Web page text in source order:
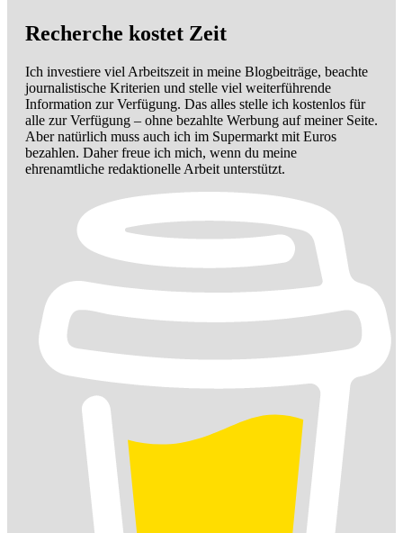
Recherche kostet Zeit
Ich investiere viel Arbeitszeit in meine Blogbeiträge, beachte
journalistische Kriterien und stelle viel weiterführende
Information zur Verfügung. Das alles stelle ich kostenlos für
alle zur Verfügung – ohne bezahlte Werbung auf meiner Seite.
Aber natürlich muss auch ich im Supermarkt mit Euros
bezahlen. Daher freue ich mich, wenn du meine
ehrenamtliche redaktionelle Arbeit unterstützt.